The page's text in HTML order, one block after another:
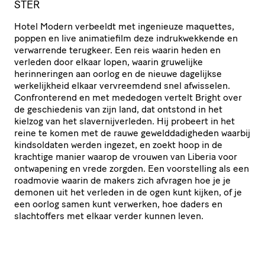
STER
Hotel Modern verbeeldt met ingenieuze maquettes,
poppen en live animatiefilm deze indrukwekkende en
verwarrende terugkeer. Een reis waarin heden en
verleden door elkaar lopen, waarin gruwelijke
herinneringen aan oorlog en de nieuwe dagelijkse
werkelijkheid elkaar vervreemdend snel afwisselen.
Confronterend en met mededogen vertelt Bright over
de geschiedenis van zijn land, dat ontstond in het
kielzog van het slavernijverleden. Hij probeert in het
reine te komen met de rauwe gewelddadigheden waarbij
kindsoldaten werden ingezet, en zoekt hoop in de
krachtige manier waarop de vrouwen van Liberia voor
ontwapening en vrede zorgden. Een voorstelling als een
roadmovie waarin de makers zich afvragen hoe je je
demonen uit het verleden in de ogen kunt kijken, of je
een oorlog samen kunt verwerken, hoe daders en
slachtoffers met elkaar verder kunnen leven.